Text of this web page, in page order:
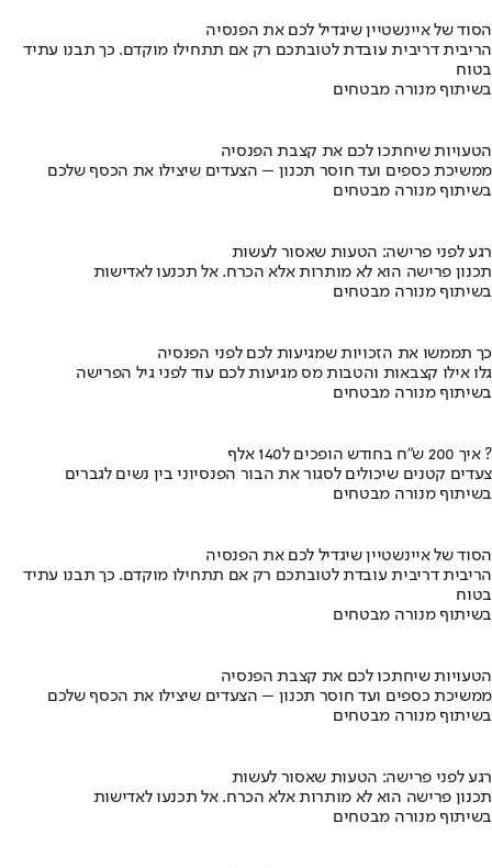
הסוד של איינשטיין שיגדיל לכם את הפנסיה
הריבית דריבית עובדת לטובתכם רק אם תתחילו מוקדם. כך תבנו עתיד
בטוח
בשיתוף מנורה מבטחים
הטעויות שיחתכו לכם את קצבת הפנסיה
ממשיכת כספים ועד חוסר תכנון – הצעדים שיצילו את הכסף שלכם
בשיתוף מנורה מבטחים
רגע לפני פרישה: הטעות שאסור לעשות
תכנון פרישה הוא לא מותרות אלא הכרח. אל תכנעו לאדישות
בשיתוף מנורה מבטחים
כך תממשו את הזכויות שמגיעות לכם לפני הפנסיה
גלו אילו קצבאות והטבות מס מגיעות לכם עוד לפני גיל הפרישה
בשיתוף מנורה מבטחים
איך 200 ש"ח בחודש הופכים ל140 אלף ?
צעדים קטנים שיכולים לסגור את הבור הפנסיוני בין נשים לגברים
בשיתוף מנורה מבטחים
הסוד של איינשטיין שיגדיל לכם את הפנסיה
הריבית דריבית עובדת לטובתכם רק אם תתחילו מוקדם. כך תבנו עתיד
בטוח
בשיתוף מנורה מבטחים
הטעויות שיחתכו לכם את קצבת הפנסיה
ממשיכת כספים ועד חוסר תכנון – הצעדים שיצילו את הכסף שלכם
בשיתוף מנורה מבטחים
רגע לפני פרישה: הטעות שאסור לעשות
תכנון פרישה הוא לא מותרות אלא הכרח. אל תכנעו לאדישות
בשיתוף מנורה מבטחים